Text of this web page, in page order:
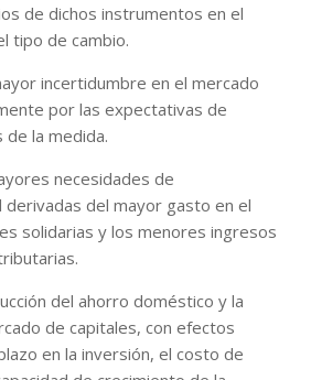
de dichos instrumentos en el
tipo de cambio.
incertidumbre en el mercado
por las expectativas de
la medida.
necesidades de
derivadas del mayor gasto en el
solidarias y los menores ingresos
del ahorro doméstico y la
de capitales, con efectos
en la inversión, el costo de